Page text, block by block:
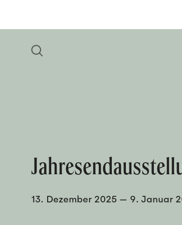
13. Dezember 2025 — 9. Januar